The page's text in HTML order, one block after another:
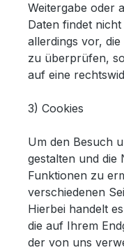
Weitergabe oder
Daten findet
allerdings vor,
zu überprüfen,
auf eine
3) Cookies
Um den Besuch
gestalten und die
Funktionen zu
verschiedenen
Hierbei handelt
die auf Ihrem
der von uns